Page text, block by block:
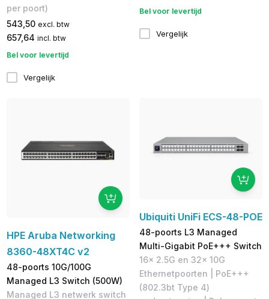
per poort)
543,50 excl. btw
657,64 incl. btw
Bel voor levertijd
Vergelijk
Bel voor levertijd
Vergelijk
HPE Aruba Networking
8360-48XT4C v2
48-poorts 10G/100G
Managed L3 Switch (500W)
Managed L3 netwerk switch
Ubiquiti UniFi ECS-48-POE
48-poorts L3 Managed
Multi-Gigabit PoE+++ Switch
16x 2.5G en 32x 10G
Ethernetpoorten | PoE+++
(802.3bt Type 4)